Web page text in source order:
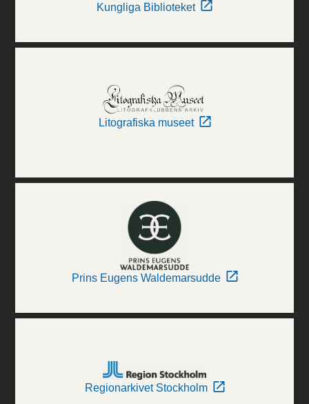
Kungliga Biblioteket
Litografiska museet
Prins Eugens Waldemarsudde
Regionarkivet Stockholm